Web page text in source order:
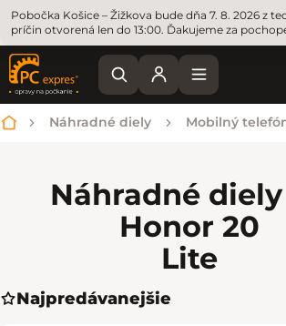
Pobočka Košice – Žižkova bude dňa 7. 8. 2026 z
príčin otvorená len do 13:00. Ďakujeme za
Domov
Náhradné diely Mobilný
Náhradné
Honor 20
Lite
Najpredávanejšie